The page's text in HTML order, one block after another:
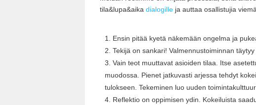
tila&lupa&aika dialogille ja auttaa osallistujia
Ensin pitää kyetä näkemään ongelma ja
Tekijä on sankari! Valmennustoiminnan
Vain teot muuttavat asioiden tilaa. Itse
muodossa. Pienet jatkuvasti arjessa tehdyt
tulokseen. Tekeminen luo uuden
Reflektio on oppimisen ydin. Kokeiluista